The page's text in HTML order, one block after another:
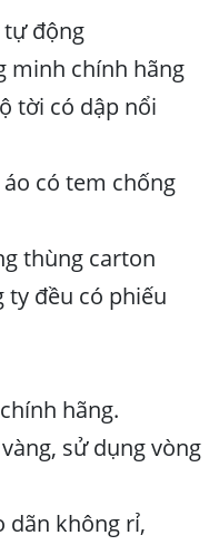
tự động
minh chính hãng
tời có dập nổi
có tem chống
thùng carton
ty đều có phiếu
hãng.
sử dụng vòng
dãn không rỉ,